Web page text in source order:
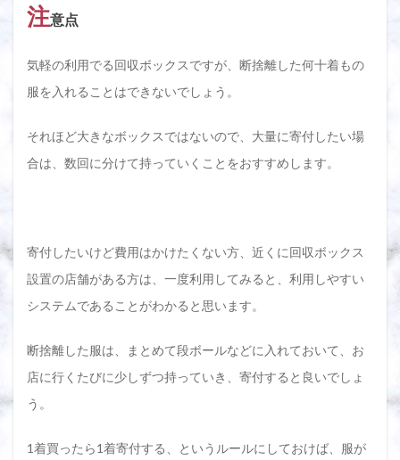
注意点
気軽の利用でる回収ボックスですが、断捨離した何十着もの
服を入れることはできないでしょう。
それほど大きなボックスではないので、大量に寄付したい場
合は、数回に分けて持っていくことをおすすめします。
寄付したいけど費用はかけたくない方、近くに回収ボックス
設置の店舗がある方は、一度利用してみると、利用しやすい
システムであることがわかると思います。
断捨離した服は、まとめて段ボールなどに入れておいて、お
店に行くたびに少しずつ持っていき、寄付すると良いでしょ
う。
1着買ったら1着寄付する、というルールにしておけば、服が